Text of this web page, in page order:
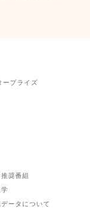
ープライズ
奨番組
ータについて